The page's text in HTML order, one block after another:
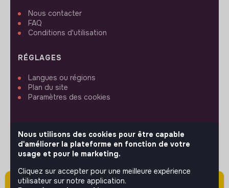
Attention cette annonce a été publiée il y a
Nous contacter
FAQ
Conditions d'utilisation
RÉGLAGES
Langues ou régions
Plan du site
Paramètres des cookies
SUIVEZ-NOUS
Nous utilisons des cookies pour être capable
d'améliorer la plateforme en fonction de votre
usage et pour le marketing.
Cliquez sur accepter pour une meilleure expérience
utilisateur sur notre application.